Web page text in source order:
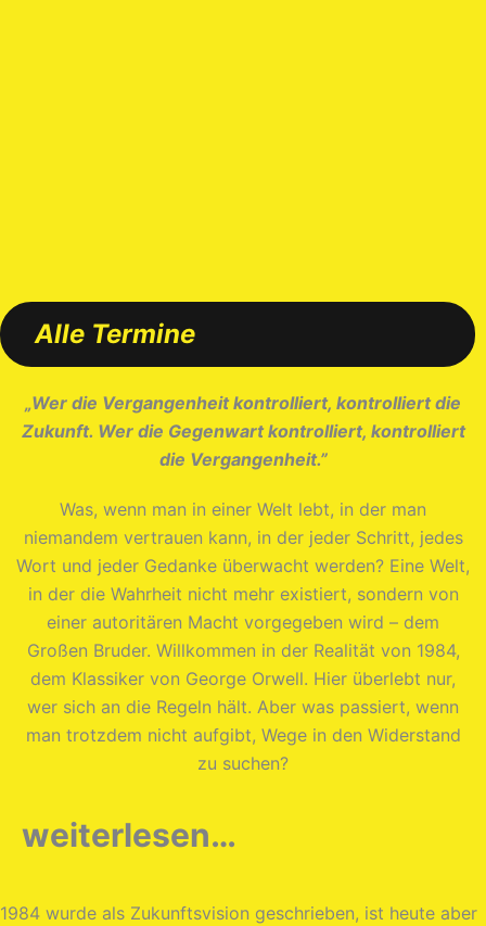
Alle Termine
„Wer die Vergangenheit kontrolliert, kontrolliert die
Zukunft. Wer die Gegenwart kontrolliert, kontrolliert
die Vergangenheit.”
Was, wenn man in einer Welt lebt, in der man
niemandem vertrauen kann, in der jeder Schritt, jedes
Wort und jeder Gedanke überwacht werden? Eine Welt,
in der die Wahrheit nicht mehr existiert, sondern von
einer autoritären Macht vorgegeben wird – dem
Großen Bruder. Willkommen in der Realität von 1984,
dem Klassiker von George Orwell. Hier überlebt nur,
wer sich an die Regeln hält. Aber was passiert, wenn
man trotzdem nicht aufgibt, Wege in den Widerstand
zu suchen?
weiterlesen…
1984 wurde als Zukunftsvision geschrieben, ist heute aber